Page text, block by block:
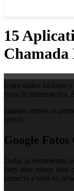
15
Chamada
Esses dados incluem
troca de informações,
quando ambos os
contar.
Google
Todas as ferramentas
forty nine,ninety nine
comecei a testá-lo,